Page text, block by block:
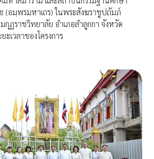
(อมฺพรมหาเถร) ในพระสังฆราชูปถัมภ์
ฏราชวิทยาลัย อำเภอลำลูกกา จังหวัด
เวลาของโครงการ